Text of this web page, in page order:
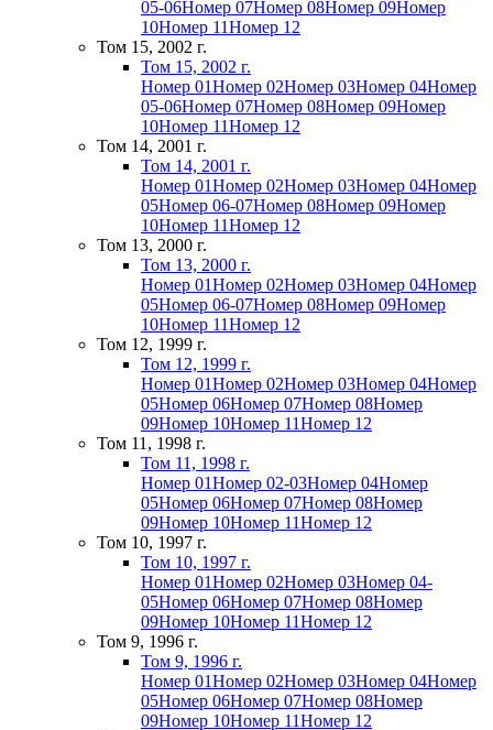
05-06Номер 07Номер 08Номер 09Номер
10Номер 11Номер 12
Том 15, 2002 г.
Том 15, 2002 г.
Номер 01Номер 02Номер 03Номер 04Номер
05-06Номер 07Номер 08Номер 09Номер
10Номер 11Номер 12
Том 14, 2001 г.
Том 14, 2001 г.
Номер 01Номер 02Номер 03Номер 04Номер
05Номер 06-07Номер 08Номер 09Номер
10Номер 11Номер 12
Том 13, 2000 г.
Том 13, 2000 г.
Номер 01Номер 02Номер 03Номер 04Номер
05Номер 06-07Номер 08Номер 09Номер
10Номер 11Номер 12
Том 12, 1999 г.
Том 12, 1999 г.
Номер 01Номер 02Номер 03Номер 04Номер
05Номер 06Номер 07Номер 08Номер
09Номер 10Номер 11Номер 12
Том 11, 1998 г.
Том 11, 1998 г.
Номер 01Номер 02-03Номер 04Номер
05Номер 06Номер 07Номер 08Номер
09Номер 10Номер 11Номер 12
Том 10, 1997 г.
Том 10, 1997 г.
Номер 01Номер 02Номер 03Номер 04-
05Номер 06Номер 07Номер 08Номер
09Номер 10Номер 11Номер 12
Том 9, 1996 г.
Том 9, 1996 г.
Номер 01Номер 02Номер 03Номер 04Номер
05Номер 06Номер 07Номер 08Номер
09Номер 10Номер 11Номер 12